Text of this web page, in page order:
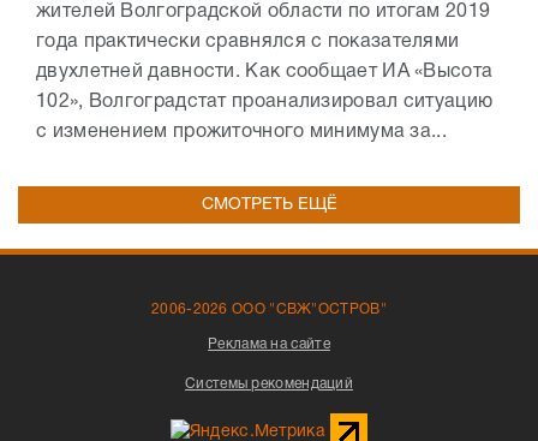
жителей Волгоградской области по итогам 2019
года практически сравнялся с показателями
двухлетней давности. Как сообщает ИА «Высота
102», Волгоградстат проанализировал ситуацию
с изменением прожиточного минимума за...
СМОТРЕТЬ ЕЩЁ
2006-2026 ООО "СВЖ"ОСТРОВ"
Реклама на сайте
Системы рекомендаций